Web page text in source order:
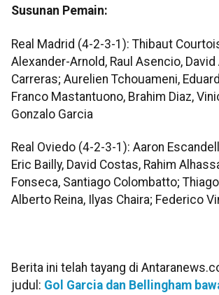
Susunan Pemain:
Real Madrid (4-2-3-1): Thibaut
Alexander-Arnold, Raul Asencio, David
Carreras; Aurelien Tchouameni,
Franco Mastantuono, Brahim Diaz,
Gonzalo Garcia
Real Oviedo (4-2-3-1): Aaron
Eric Bailly, David Costas, Rahim
Fonseca, Santiago Colombatto;
Alberto Reina, Ilyas Chaira; Federico
Berita ini telah tayang di
judul: Gol Garcia dan Bellingham